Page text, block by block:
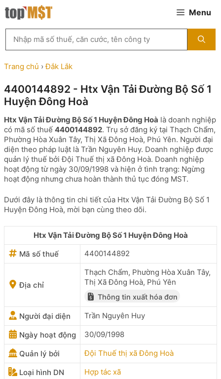
Chuyển
đến
Menu
kiếm
MST
theo
tên
ty,
người
diện
hoặc
mã
số
thuế
...
Trang chủ ›Đắk Lắk
4400144892 - Htx Vận Tải Đường Bộ Số 1
Huyện Đông Hoà
Htx Vận Tải Đường Bộ Số 1 Huyện Đông Hoà là doanh nghiệp
có mã số thuế 4400144892. Trụ sở đăng ký tại Thạch Chẩm,
Phường Hòa Xuân Tây, Thị Xã Đông Hoà, Phú Yên. Người đại
diện theo pháp luật là Trần Nguyên Huy. Doanh nghiệp được
quản lý thuế bởi Đội Thuế thị xã Đông Hoà. Doanh nghiệp
hoạt động từ ngày 30/09/1998 và hiện ở tình trạng: Ngừng
hoạt động nhưng chưa hoàn thành thủ tục đóng MST.
Dưới đây là thông tin chi tiết của Htx Vận Tải Đường Bộ Số 1
Huyện Đông Hoà, mời bạn cùng theo dõi.
Htx Vận Tải Đường Bộ Số 1 Huyện Đông Hoà
Mã số thuế
4400144892
Địa chỉ
Thạch Chẩm, Phường Hòa Xuân Tây,
Thị Xã Đông Hoà, Phú Yên
Thông tin xuất hóa đơn
Người đại diện Trần Nguyên Huy
Ngày hoạt động 30/09/1998
Quản lý bởi Đội Thuế thị xã Đông Hoà
Loại hình DN Hợp tác xã